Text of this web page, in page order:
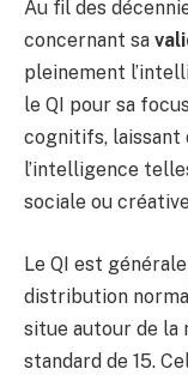
Au fil des
concernant sa
pleinement
le QI pour sa
cognitifs, laissant
l’intelligence
sociale ou
Le QI est
distribution
situe autour de la
standard de 15.